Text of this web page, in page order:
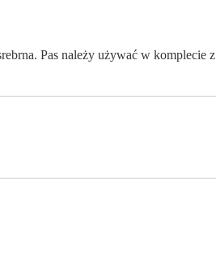
Pas należy używać w komplecie z